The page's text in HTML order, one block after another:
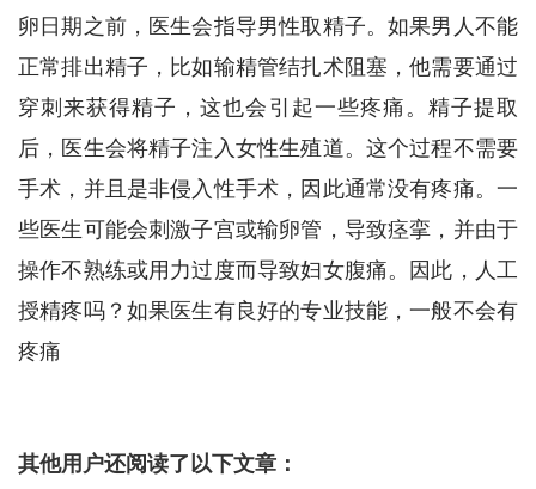
卵日期之前，医生会指导男性取精子。如果男人不能
正常排出精子，比如输精管结扎术阻塞，他需要通过
穿刺来获得精子，这也会引起一些疼痛。精子提取
后，医生会将精子注入女性生殖道。这个过程不需要
手术，并且是非侵入性手术，因此通常没有疼痛。一
些医生可能会刺激子宫或输卵管，导致痉挛，并由于
操作不熟练或用力过度而导致妇女腹痛。因此，人工
授精疼吗？如果医生有良好的专业技能，一般不会有
疼痛
其他用户还阅读了以下文章：